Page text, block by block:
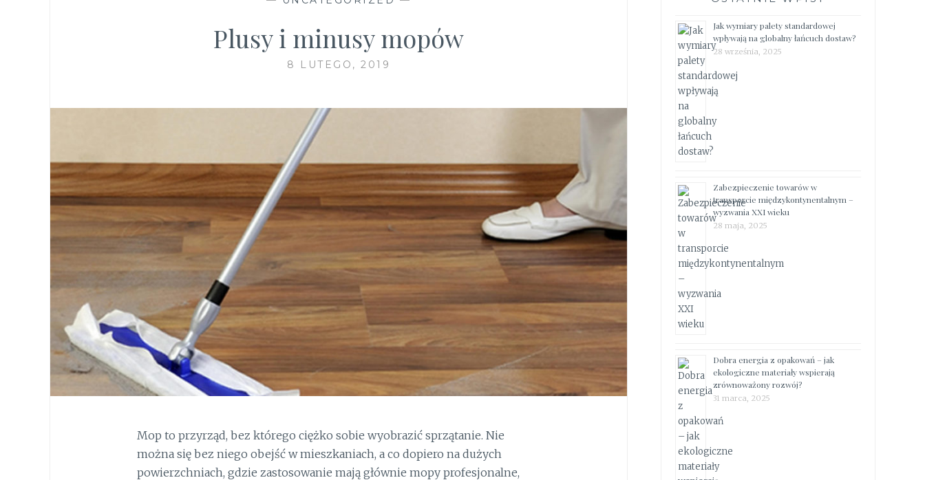
Plusy i minusy mopów
8 LUTEGO, 2019
Mop to przyrząd, bez którego ciężko sobie wyobrazić sprzątanie. Nie
można się bez niego obejść w mieszkaniach, a co dopiero na dużych
powierzchniach, gdzie zastosowanie mają głównie mopy profesjonalne,
Jak wymiary palety standardowej
wpływają na globalny łańcuch dostaw?
28 września, 2025
Zabezpieczenie towarów w
transporcie międzykontynentalnym –
wyzwania XXI wieku
28 maja, 2025
Dobra energia z opakowań – jak
ekologiczne materiały wspierają
zrównoważony rozwój?
31 marca, 2025